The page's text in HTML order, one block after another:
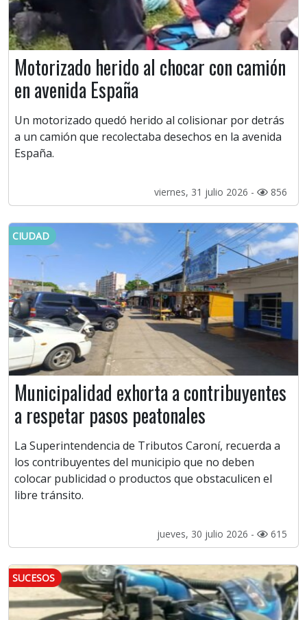
Motorizado herido al chocar con camión
en avenida España
Un motorizado quedó herido al colisionar por detrás
a un camión que recolectaba desechos en la avenida
España.
viernes, 31 julio 2026 - 856
CIUDAD
Municipalidad exhorta a contribuyentes
a respetar pasos peatonales
La Superintendencia de Tributos Caroní, recuerda a
los contribuyentes del municipio que no deben
colocar publicidad o productos que obstaculicen el
libre tránsito.
jueves, 30 julio 2026 - 615
SUCESOS